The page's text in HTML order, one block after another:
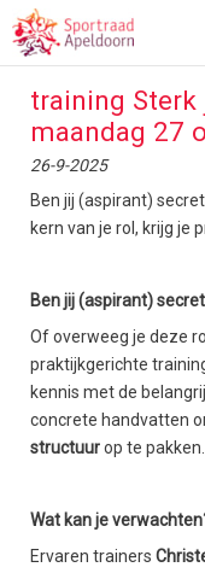
Bestuur - Bestuur VSA
Home Nieuws
training Sterk
maandag 27
26-9-2025
Ben jij (aspirant)
kern van je rol, krijg je
Ben jij (aspirant)
Of overweeg je deze
praktijkgerichte
kennis met de
concrete handvatten
structuurop te pakken.
Wat kan je
Ervaren trainers